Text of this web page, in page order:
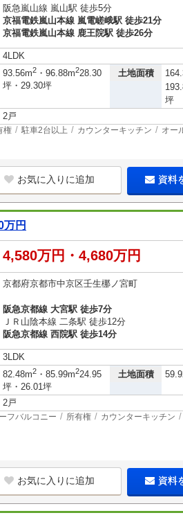
阪急嵐山線 嵐山駅 徒歩5分
京福電鉄嵐山本線 嵐電嵯峨駅 徒歩21分
京福電鉄嵐山本線 鹿王院駅 徒歩26分
4LDK
93.56m2 ・96.88m228.30
坪・29.30坪
土地面積
坪
2戸
権 駐車2台以上 カウンターキッチン オー
お気に入りに追加 資料
万円
4,580万円・4,680万円
京都府京都市中京区壬生梛ノ宮町
阪急京都線 大宮駅 徒歩7分
ＪＲ山陰本線 二条駅 徒歩12分
阪急京都線 西院駅 徒歩14分
3LDK
82.48m2 ・85.99m224.95
坪・26.01坪
土地面積
2戸
フバルコニー 所有権 カウンターキッチン
お気に入りに追加 資料